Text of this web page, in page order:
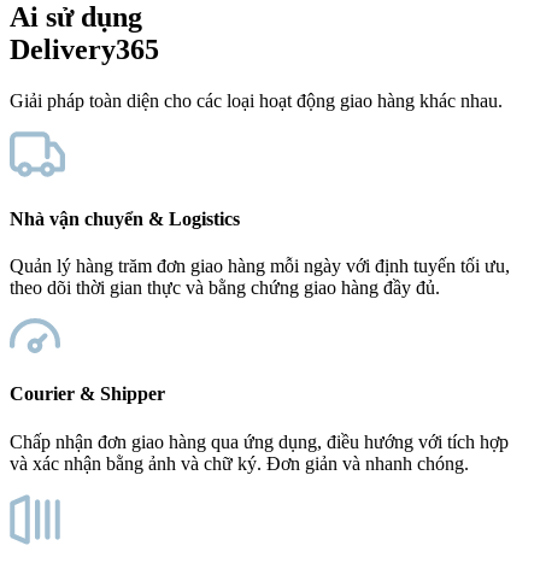
Ai sử dụng
Delivery365
Giải pháp toàn diện cho các loại hoạt động giao hàng khác nhau.
Nhà vận chuyển & Logistics
Quản lý hàng trăm đơn giao hàng mỗi ngày với định tuyến tối ưu,
theo dõi thời gian thực và bằng chứng giao hàng đầy đủ.
Courier & Shipper
Chấp nhận đơn giao hàng qua ứng dụng, điều hướng với tích hợp
và xác nhận bằng ảnh và chữ ký. Đơn giản và nhanh chóng.